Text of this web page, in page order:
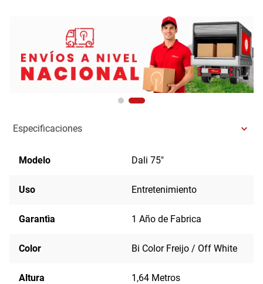
Especificaciones
Modelo Dali 75"
Uso Entretenimiento
Garantìa 1 Año de Fabrica
Color Bi Color Freijo / Off White
Altura 1,64 Metros